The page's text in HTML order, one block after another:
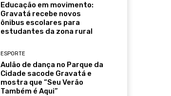
Educação em movimento:
Gravatá recebe novos
ônibus escolares para
estudantes da zona rural
ESPORTE
Aulão de dança no Parque da
Cidade sacode Gravatá e
mostra que “Seu Verão
Também é Aqui”